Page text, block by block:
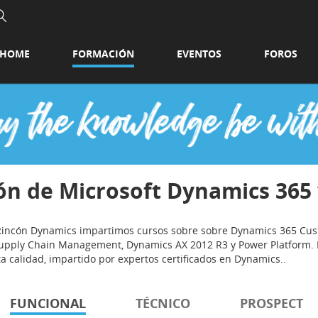
HOME FORMACIÓN EVENTOS FOROS
de Microsoft Dynamics
Dynamics impartimos cursos sobre sobre Dynamics 365
Chain Management, Dynamics AX 2012 R3 y Power
calidad, impartido por expertos certificados en Dynamics..
FUNCIONAL TÉCNICO PROSPECT